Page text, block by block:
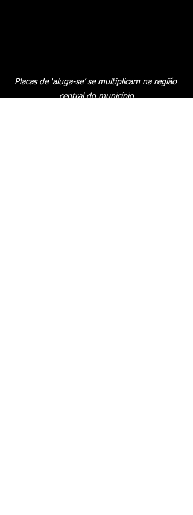
Placas de ‘aluga-se’ se multiplicam na região
central do município